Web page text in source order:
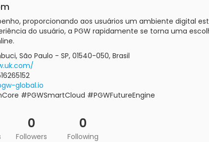
proporcionando aos usuários um ambiente digital
do usuário, a PGW rapidamente se torna uma
São Paulo - SP, 01540-050, Brasil
global.io
#PGWSmartCloud #PGWFutureEngine
0
Followers
0
Following